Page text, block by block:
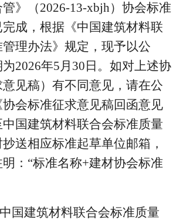
》（2026-13-xbjh）协会标准
成，根据《中国建筑材料联
理办法》规定，现予以公
2026年5月30日。如对上述协
见稿）有不同意见，请在公
会标准征求意见稿回函意见
国建筑材料联合会标准质量
送相应标准起草单位邮箱，
：“标准名称+建材协会标准
国建筑材料联合会标准质量